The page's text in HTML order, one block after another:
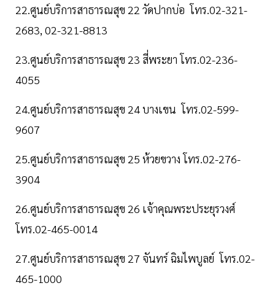
22.ศูนย์บริการสาธารณสุข 22 วัดปากบ่อ โทร.02-321-
2683, 02-321-8813
23.ศูนย์บริการสาธารณสุข 23 สี่พระยา โทร.02-236-
4055
24.ศูนย์บริการสาธารณสุข 24 บางเขน โทร.02-599-
9607
25.ศูนย์บริการสาธารณสุข 25 ห้วยขวาง โทร.02-276-
3904
26.ศูนย์บริการสาธารณสุข 26 เจ้าคุณพระประยุรวงศ์
โทร.02-465-0014
27.ศูนย์บริการสาธารณสุข 27 จันทร์ ฉิมไพบูลย์ โทร.02-
465-1000